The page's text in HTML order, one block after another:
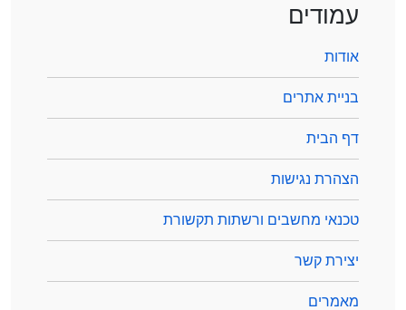
עמודים
אודות
בניית אתרים
דף הבית
הצהרת נגישות
טכנאי מחשבים ורשתות תקשורת
יצירת קשר
מאמרים